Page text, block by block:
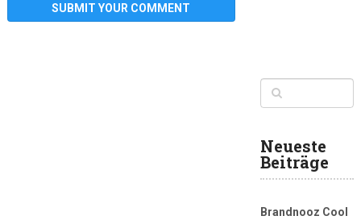
Neueste
Beiträge
Brandnooz Cool